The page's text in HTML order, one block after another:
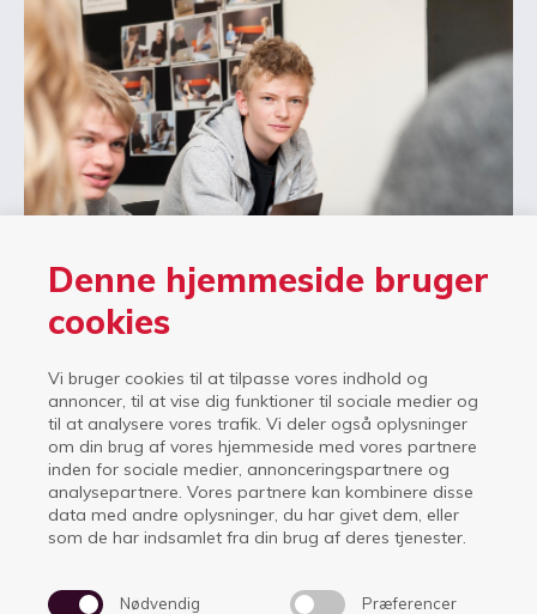
Denne hjemmeside bruger
cookies
Vi bruger cookies til at tilpasse vores indhold og
annoncer, til at vise dig funktioner til sociale medier og
til at analysere vores trafik. Vi deler også oplysninger
om din brug af vores hjemmeside med vores partnere
inden for sociale medier, annonceringspartnere og
analysepartnere. Vores partnere kan kombinere disse
data med andre oplysninger, du har givet dem, eller
som de har indsamlet fra din brug af deres tjenester.
Nødvendig Præferencer
Værdigrundlag
Vores værdigrundlag bygger på den grundtvigske
tankegang og ånd, den danske og kristne kulturarv.
Den enkelte elev skal udfordres og kunne tage ansvar for